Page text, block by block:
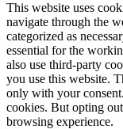
This website uses
navigate through the
categorized as
essential for the
also use third-party
you use this website.
only with your
cookies. But opting
browsing experience.